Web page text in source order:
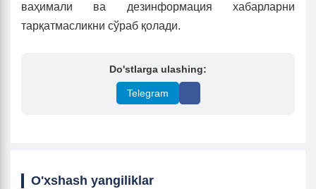
ваҳимали ва дезинформация хабарларни
тарқатмасликни сўраб қолади.
Do'stlarga ulashing:
Telegram
O'xshash yangiliklar